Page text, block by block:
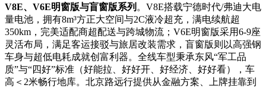
V8E、V6E明窗版与盲窗版系列 。V8E搭载宁德时代/弗迪大电
量电池，拥有8m³方正大空间与2C液冷超充，满电续航超
350km，完美适配商超配送与跨城物流；V6E明窗版采用6-9座
灵活布局，满足客运接驳与旅居改装需求，盲窗版则以高强钢
车身与超低电耗成就创富利器。全线车型秉承东风“军工品
质”与“四好”标准（好能拉、好好开、好经济、好好看），车
高＜2米畅行地库。北京路远行提供从金融方案、上牌挂靠到